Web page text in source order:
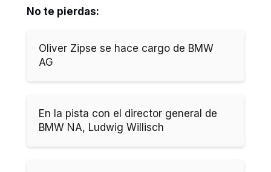
No te pierdas:
Oliver Zipse se hace cargo de BMW
AG
En la pista con el director general de
BMW NA, Ludwig Willisch